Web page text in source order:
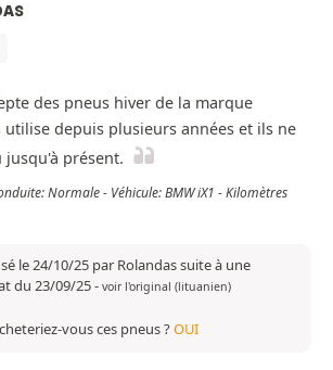
des pneus hiver de la marque
utilise depuis plusieurs années et ils ne
jusqu'à présent.
Normale - Véhicule: BMW iX1 - Kilomètres
le 24/10/25 par Rolandas suite à une
du 23/09/25- voir l'original (lituanien)
vous ces pneus ?OUI